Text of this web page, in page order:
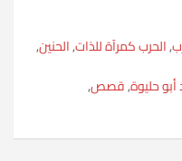
,الحرب كمرآة للذات,الحنين,
حليوة,قصص,